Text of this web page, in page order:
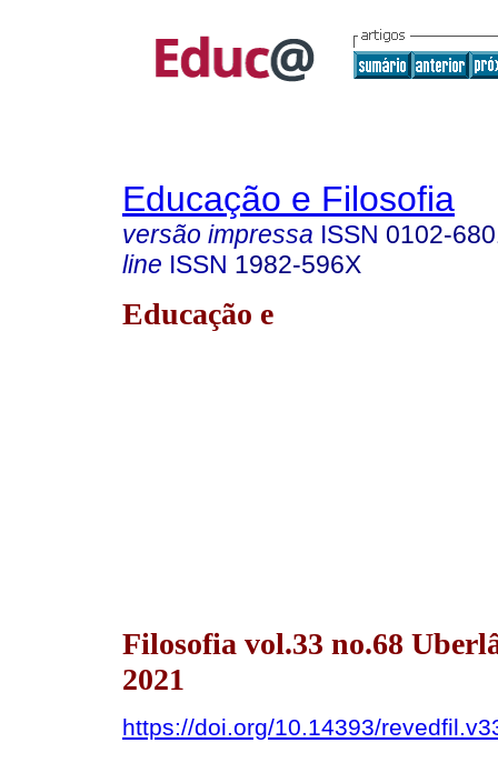
Educação e Filosofia
versão impressa ISSN 0102-
line ISSN 1982-596X
Educação e
Filosofia vol.33 no.68
2021
https://doi.org/10.14393/